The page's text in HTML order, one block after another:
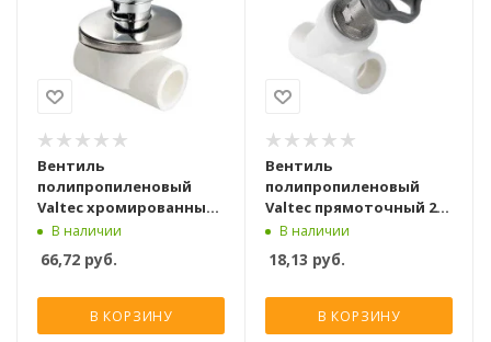
Вентиль
полипропиленовый
Valtec хромированный
20 мм
В наличии
66,72 руб.
В КОРЗИНУ
Вентиль
полипропиленовый
Valtec прямоточный 20
ммВ наличии
18,13 руб.
В КОРЗИНУ